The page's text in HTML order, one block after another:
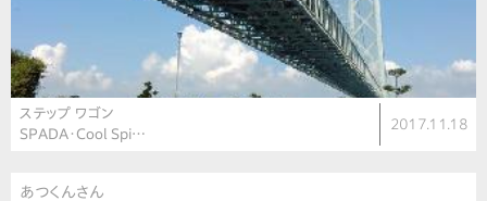
ステップ ワゴン
SPADA・Cool Spi…
2017.11.18
あつくんさん